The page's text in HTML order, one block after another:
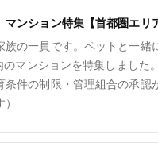
ンション特集【首都圏エリ
族の一員です。ペットと一緒
マンションを特集しました
条件の制限・管理組合の承認